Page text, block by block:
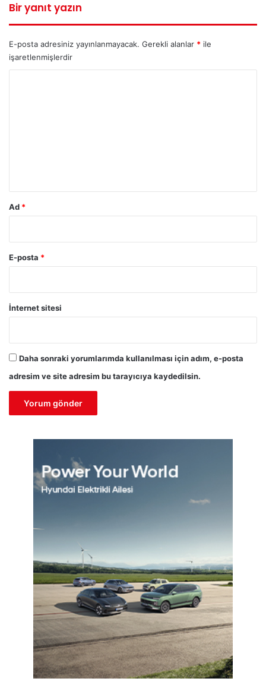
Bir yanıt yazın
E-posta adresiniz yayınlanmayacak. Gerekli alanlar * ile
işaretlenmişlerdir
Ad *
E-posta *
İnternet sitesi
Daha sonraki yorumlarımda kullanılması için adım, e-posta
adresim ve site adresim bu tarayıcıya kaydedilsin.